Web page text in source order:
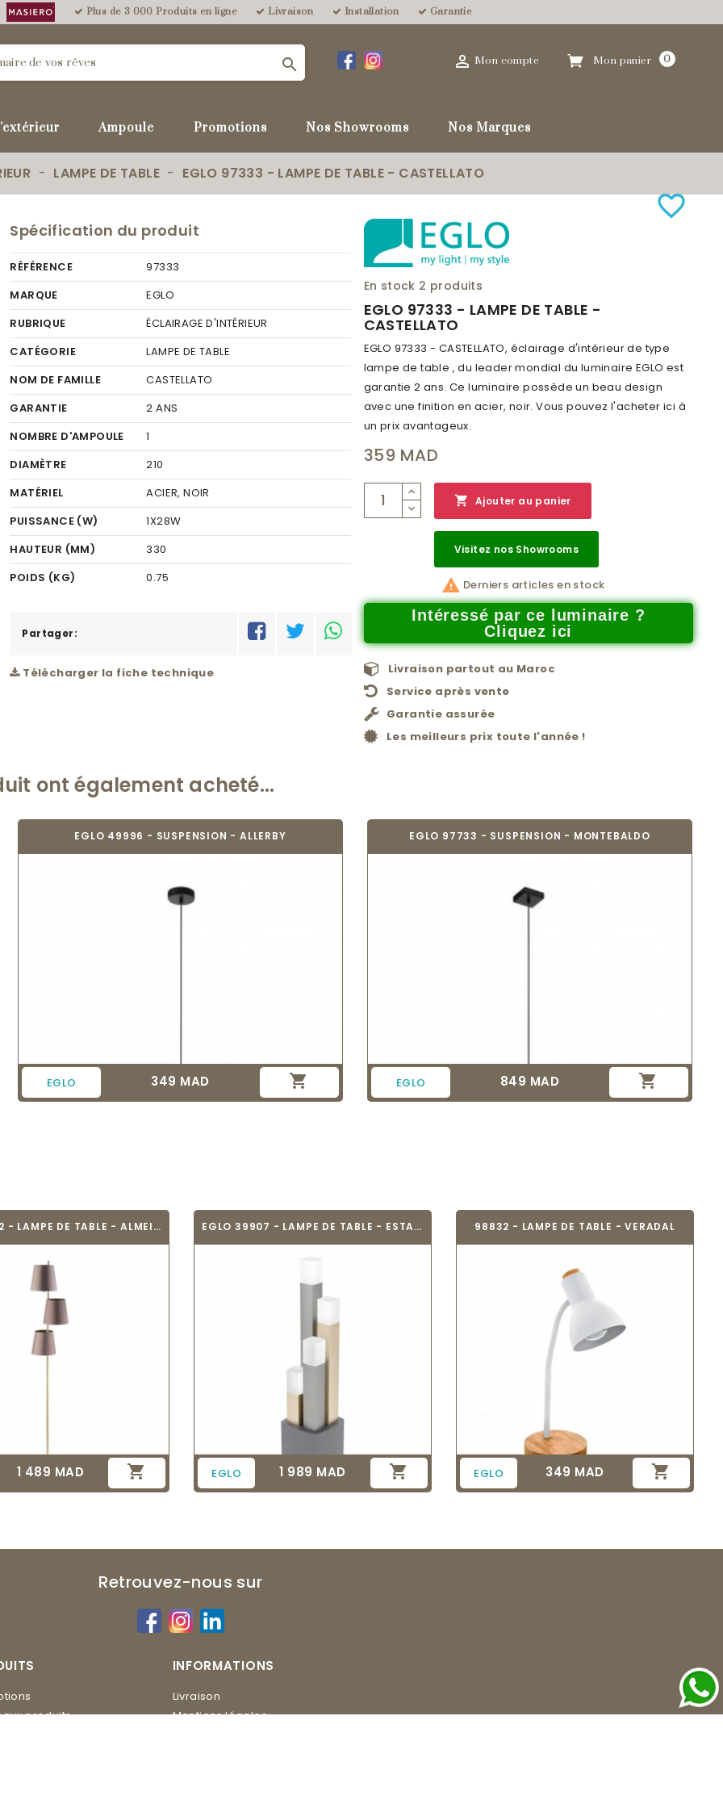
Plus de 3 000 Produits en ligne Livraison Installation Garantie
Mon panier 0
 Mon compte

Ampoule Promotions Nos Showrooms Nos Marques
LAMPE DE TABLE EGLO 97333 - LAMPE DE TABLE - CASTELLATO
Spécification du produit
RÉFÉRENCE
97333
MARQUE
EGLO
RUBRIQUE
ÉCLAIRAGE D'INTÉRIEUR
CATÉGORIE
LAMPE DE TABLE
NOM DE FAMILLE
CASTELLATO
GARANTIE
2 ANS
NOMBRE D'AMPOULE
1
DIAMÈTRE
210
MATÉRIEL
ACIER, NOIR
PUISSANCE (W)
1X28W
HAUTEUR (MM)
330
POIDS (KG)
0.75
RÉSEAU
Partager:
Télécharger la fiche technique
En stock 2 produits
EGLO 97333 - LAMPE DE TABLE -
CASTELLATO
EGLO 97333 - CASTELLATO, éclairage d'intérieur de type
lampe de table , du leader mondial du luminaire EGLO est
garantie 2 ans. Ce luminaire possède un beau design
avec une finition en acier, noir. Vous pouvez l'acheter ici à
un prix avantageux.
favorite_border
359 MAD
 Ajouter au panier
Visitez nos Showrooms
 Derniers articles en stock
Intéressé par ce luminaire ?
Cliquez ici
Livraison partout au Maroc
Service après vente
Garantie assurée
Les meilleurs prix toute l'année !
ont également acheté...
EGLO 49996 - SUSPENSION - ALLERBY
EGLO Prix
349 MAD 
EGLO 97733 - SUSPENSION - MONTEBALDO
EGLO Prix
849 MAD 
EGLO 99612 - LAMPE DE TABLE - ALMEIDA 2
Prix
1 489 MAD 
EGLO 39907 - LAMPE DE TABLE - ESTANTERIOS
EGLO Prix
1 989 MAD 
98832 - LAMPE DE TABLE - VERADAL
EGLO Prix
349 MAD 
Retrouvez-nous sur
produits
INFORMATIONS
Livraison
Mentions légales